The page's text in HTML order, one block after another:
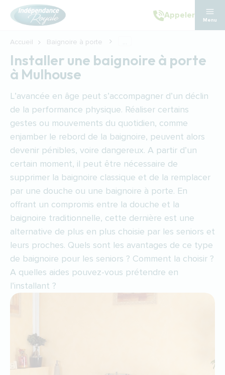
Aller au contenu principal
Appeler
Menu
Accueil Baignoire à porte ...
Installer une baignoire à porte
à Mulhouse
L’avancée en âge peut s’accompagner d’un déclin
de la performance physique. Réaliser certains
gestes ou mouvements du quotidien, comme
enjamber le rebord de la baignoire, peuvent alors
devenir pénibles, voire dangereux. A partir d’un
certain moment, il peut être nécessaire de
supprimer la baignoire classique et de la remplacer
par une douche ou une baignoire à porte. En
offrant un compromis entre la douche et la
baignoire traditionnelle, cette dernière est une
alternative de plus en plus choisie par les seniors et
leurs proches. Quels sont les avantages de ce type
de baignoire pour les seniors ? Comment la choisir ?
A quelles aides pouvez-vous prétendre en
l’installant ?